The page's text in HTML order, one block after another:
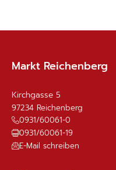
Markt Reichenberg
Kirchgasse 5
97234 Reichenberg
0931/60061-0
0931/60061-19
E-Mail schreiben